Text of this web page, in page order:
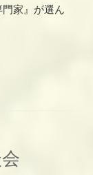
門家』が選ん